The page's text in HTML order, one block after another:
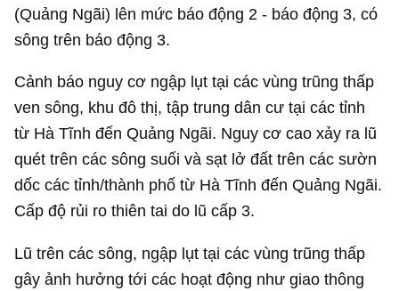
(Quảng Ngãi) lên mức báo động 2 - báo động 3, có
sông trên báo động 3.
Cảnh báo nguy cơ ngập lụt tại các vùng trũng thấp
ven sông, khu đô thị, tập trung dân cư tại các tỉnh
từ Hà Tĩnh đến Quảng Ngãi. Nguy cơ cao xảy ra lũ
quét trên các sông suối và sạt lở đất trên các sườn
dốc các tỉnh/thành phố từ Hà Tĩnh đến Quảng Ngãi.
Cấp độ rủi ro thiên tai do lũ cấp 3.
Lũ trên các sông, ngập lụt tại các vùng trũng thấp
gây ảnh hưởng tới các hoạt động như giao thông